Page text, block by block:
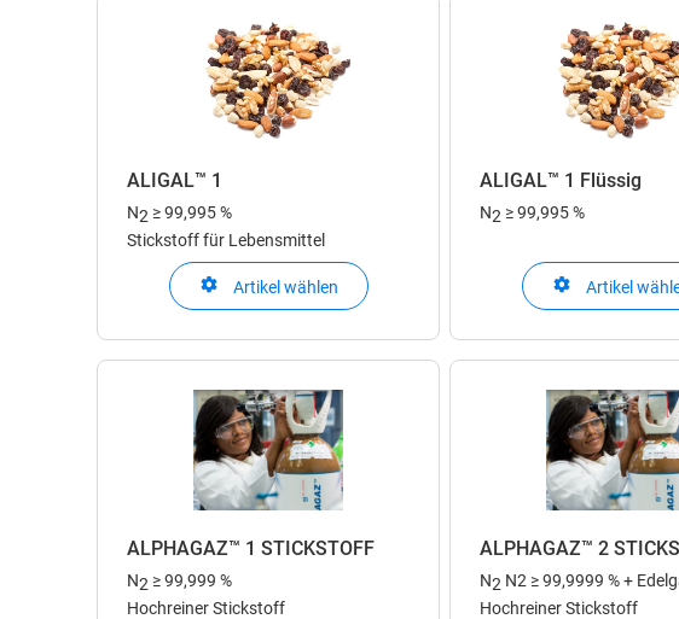
ALIGAL™ 1
N2 ≥ 99,995 %
Stickstoff für Lebensmittel
Artikel wählen
ALIGAL™ 1 Flüssig
N2 ≥ 99,995 %
Artikel
ALPHAGAZ™ 1 STICKSTOFF
N2 ≥ 99,999 %
Hochreiner Stickstoff
ALPHAGAZ™ 2
N2 N2 ≥ 99,9999 % +
Hochreiner Stickstoff